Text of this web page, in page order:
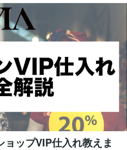
ップVIP仕入れ教えま